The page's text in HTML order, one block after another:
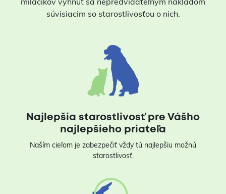
súvisiacim so starostlivosťou o nich.
Najlepšia starostlivosť pre Vášho
najlepšieho priateľa
Naším cieľom je zabezpečiť vždy tú najlepšiu možnú
starostlivosť.